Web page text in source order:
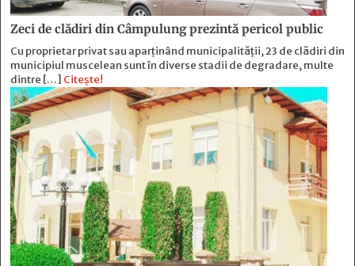
Zeci de clădiri din Câmpulung prezintă pericol public
Cu proprietar privat sau aparținând municipalității, 23 de clădiri din
municipiul muscelean sunt în diverse stadii de degradare, multe
dintre […] Citește!